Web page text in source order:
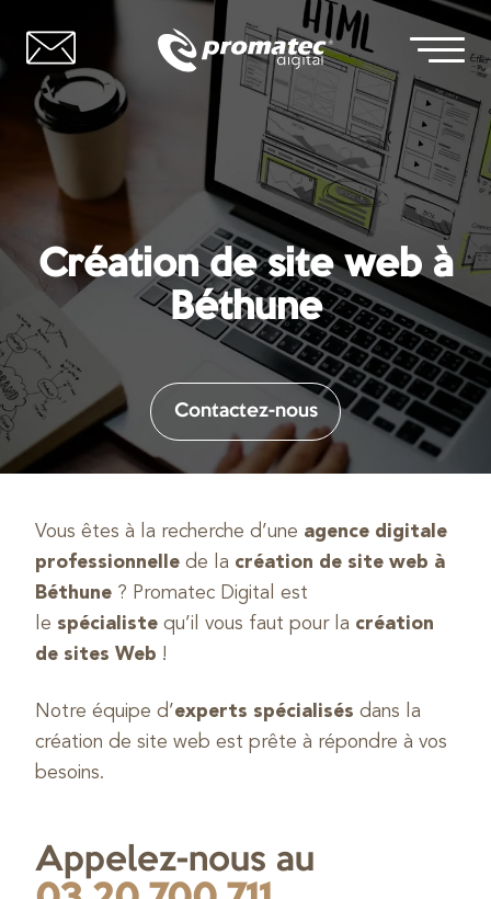
Création de site web à
Béthune
Contactez-nous
Vous êtes à la recherche d’une agence digitale
professionnelle de la création de site web à
Béthune ? Promatec Digital est
le spécialiste qu’il vous faut pour la création
de sites Web !
Notre équipe d’experts spécialisés dans la
création de site web est prête à répondre à vos
besoins.
Appelez-nous au